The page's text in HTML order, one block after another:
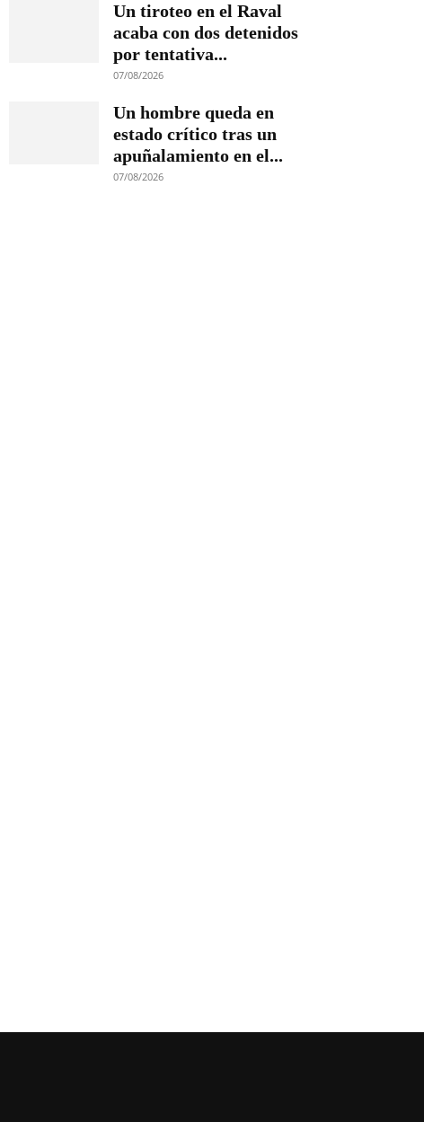
Un tiroteo en el Raval
acaba con dos detenidos
por tentativa...
07/08/2026
Un hombre queda en
estado crítico tras un
apuñalamiento en el...
07/08/2026